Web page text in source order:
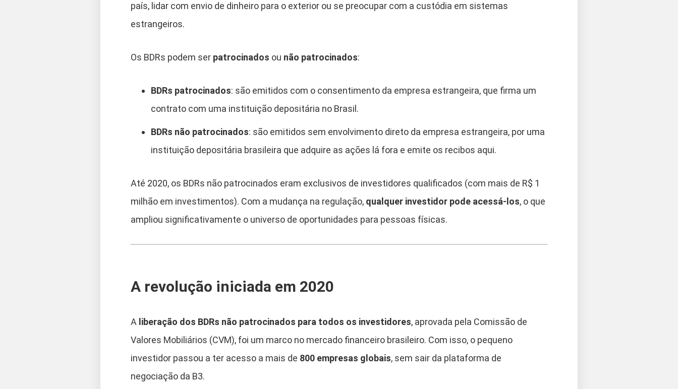
país, lidar com envio de dinheiro para o exterior ou se preocupar com a custódia em sistemas
estrangeiros.
Os BDRs podem ser patrocinados ou não patrocinados:
BDRs patrocinados: são emitidos com o consentimento da empresa estrangeira, que firma um
contrato com uma instituição depositária no Brasil.
BDRs não patrocinados: são emitidos sem envolvimento direto da empresa estrangeira, por uma
instituição depositária brasileira que adquire as ações lá fora e emite os recibos aqui.
Até 2020, os BDRs não patrocinados eram exclusivos de investidores qualificados (com mais de R$ 1
milhão em investimentos). Com a mudança na regulação, qualquer investidor pode acessá-los, o que
ampliou significativamente o universo de oportunidades para pessoas físicas.
A revolução iniciada em 2020
A liberação dos BDRs não patrocinados para todos os investidores, aprovada pela Comissão de
Valores Mobiliários (CVM), foi um marco no mercado financeiro brasileiro. Com isso, o pequeno
investidor passou a ter acesso a mais de 800 empresas globais, sem sair da plataforma de
negociação da B3.